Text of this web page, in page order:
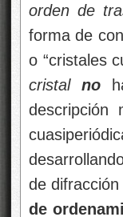
orden de
forma de
o “cristales
cristal
no
descripción
de
de